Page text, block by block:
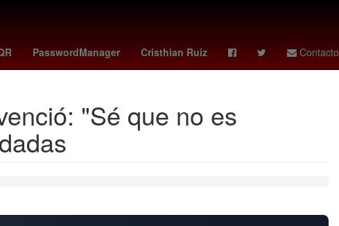
PasswordManager Cristhian Ruiz Contacto
ortiz candidato Racing Club Arturo Carmona
"Sé que no es